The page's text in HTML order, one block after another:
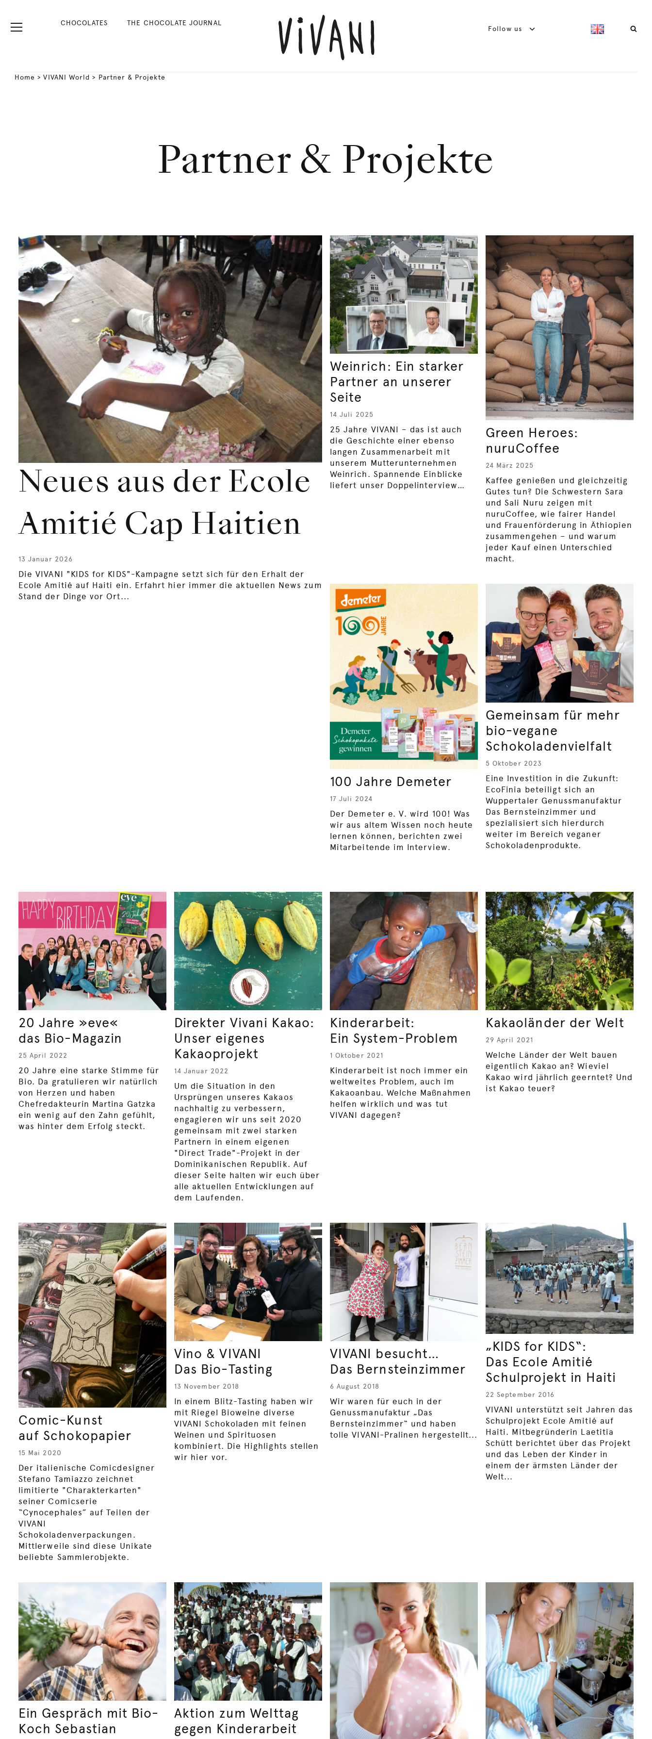
CHOCOLATES THE CHOCOLATE JOURNAL
Follow us
Home >VIVANI World > Partner & Projekte
Partner & Projekte
Neues aus der Ecole
Amitié Cap Haitien
13 Januar 2026
Die VIVANI "KIDS for KIDS"-Kampagne setzt sich für den Erhalt der
Ecole Amitié auf Haiti ein. Erfahrt hier immer die aktuellen News zum
Stand der Dinge vor Ort...
Weinrich: Ein starker
Partner an unserer
Seite
14 Juli 2025
25 Jahre VIVANI – das ist auch
die Geschichte einer ebenso
langen Zusammenarbeit mit
unserem Mutterunternehmen
Weinrich. Spannende Einblicke
liefert unser Doppelinterview…
Green Heroes:
nuruCoffee
24 März 2025
Kaffee genießen und gleichzeitig
Gutes tun? Die Schwestern Sara
und Sali Nuru zeigen mit
nuruCoffee, wie fairer Handel
und Frauenförderung in Äthiopien
zusammengehen – und warum
jeder Kauf einen Unterschied
macht.
100 Jahre Demeter
17 Juli 2024
Der Demeter e. V. wird 100! Was
wir aus altem Wissen noch heute
lernen können, berichten zwei
Mitarbeitende im Interview.
Gemeinsam für mehr
bio-vegane
Schokoladenvielfalt
5 Oktober 2023
Eine Investition in die Zukunft:
EcoFinia beteiligt sich an
Wuppertaler Genussmanufaktur
Das Bernsteinzimmer und
spezialisiert sich hierdurch
weiter im Bereich veganer
Schokoladenprodukte.
20 Jahre »eve«
das Bio-Magazin
25 April 2022
20 Jahre eine starke Stimme für
Bio. Da gratulieren wir natürlich
von Herzen und haben
Chefredakteurin Martina Gatzka
ein wenig auf den Zahn gefühlt,
was hinter dem Erfolg steckt.
Direkter Vivani Kakao:
Unser eigenes
Kakaoprojekt
14 Januar 2022
Um die Situation in den
Ursprüngen unseres Kakaos
nachhaltig zu verbessern,
engagieren wir uns seit 2020
gemeinsam mit zwei starken
Partnern in einem eigenen
"Direct Trade"-Projekt in der
Dominikanischen Republik. Auf
dieser Seite halten wir euch über
alle aktuellen Entwicklungen auf
dem Laufenden.
Kinderarbeit:
Ein System-Problem
1 Oktober 2021
Kinderarbeit ist noch immer ein
weltweites Problem, auch im
Kakaoanbau. Welche Maßnahmen
helfen wirklich und was tut
VIVANI dagegen?
Kakaoländer der Welt
29 April 2021
Welche Länder der Welt bauen
eigentlich Kakao an? Wieviel
Kakao wird jährlich geerntet? Und
ist Kakao teuer?
Comic-Kunst
auf Schokopapier
15 Mai 2020
Der italienische Comicdesigner
Stefano Tamiazzo zeichnet
limitierte "Charakterkarten"
seiner Comicserie
“Cynocephales” auf Teilen der
VIVANI
Schokoladenverpackungen.
Mittlerweile sind diese Unikate
beliebte Sammlerobjekte.
Vino & VIVANI
Das Bio-Tasting
13 November 2018
In einem Blitz-Tasting haben wir
mit Riegel Bioweine diverse
VIVANI Schokoladen mit feinen
Weinen und Spirituosen
kombiniert. Die Highlights stellen
wir hier vor.
VIVANI besucht…
Das Bernsteinzimmer
6 August 2018
Wir waren für euch in der
Genussmanufaktur „Das
Bernsteinzimmer“ und haben
tolle VIVANI-Pralinen hergestellt...
„KIDS for KIDS“:
Das Ecole Amitié
Schulprojekt in Haiti
22 September 2016
VIVANI unterstützt seit Jahren das
Schulprojekt Ecole Amitié auf
Haiti. Mitbegründerin Laetitia
Schütt berichtet über das Projekt
und das Leben der Kinder in
einem der ärmsten Länder der
Welt...
Ein Gespräch mit Bio-
Koch Sebastian
Aktion zum Welttag
gegen Kinderarbeit